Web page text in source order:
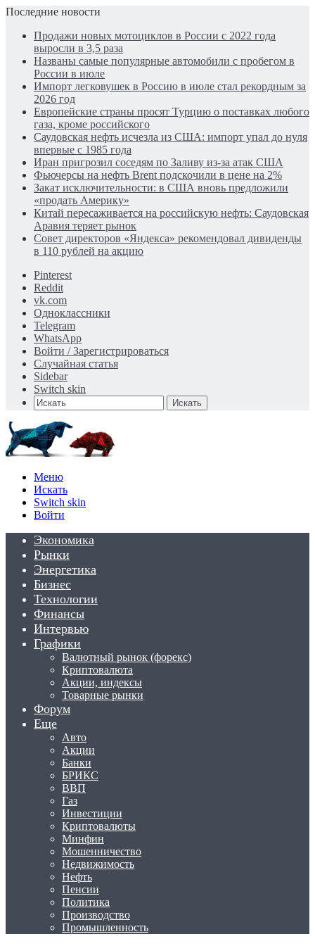
Последние новости
Продажи новых мотоциклов в России с 2022 года
выросли в 3,5 раза
Названы самые популярные автомобили с пробегом в
России в июле
Импорт легковушек в Россию в июле стал рекордным за
2026 год
Европейские страны просят Турцию о поставках любого
газа, кроме российского
Саудовская нефть исчезла из США: импорт упал до нуля
впервые с 1985 года
Иран пригрозил соседям по Заливу из-за атак США
Фьючерсы на нефть Brent подскочили в цене на 2%
Закат исключительности: в США вновь предложили
«продать Америку»
Китай пересаживается на российскую нефть: Саудовская
Аравия теряет рынок
Совет директоров «Яндекса» рекомендовал дивиденды
в 110 рублей на акцию
Pinterest
Reddit
vk.com
Одноклассники
Telegram
WhatsApp
Войти / Зарегистрироваться
Случайная статья
Sidebar
Switch skin
Искать
Меню
Искать
Switch skin
Войти
Экономика
Рынки
Энергетика
Бизнес
Технологии
Финансы
Интервью
Графики
Валютный рынок (форекс)
Криптовалюта
Акции, индексы
Товарные рынки
Форум
Еще
Авто
Акции
Банки
БРИКС
ВВП
Газ
Инвестиции
Криптовалюты
Минфин
Мошенничество
Недвижимость
Нефть
Пенсии
Политика
Производство
Промышленность